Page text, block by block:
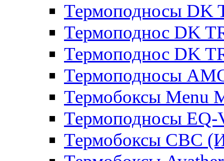
Термоподносы DK
Термоподнос DK
Термоподнос DK
Термоподносы
Термобоксы Menu
Термоподносы EQ-
Термобоксы CBC